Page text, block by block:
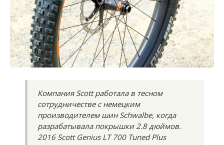
Компания Scott работала в тесном
сотрудничестве с немецким
производителем шин Schwalbe, когда
разрабатывала покрышки 2.8 дюймов.
2016 Scott Genius LT 700 Tuned Plus